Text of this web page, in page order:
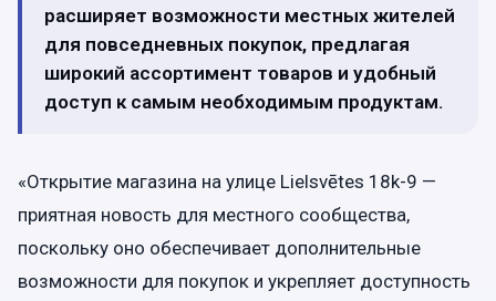
расширяет возможности местных жителей
для повседневных покупок, предлагая
широкий ассортимент товаров и удобный
доступ к самым необходимым продуктам.
«Открытие магазина на улице Lielsvētes 18k-9 —
приятная новость для местного сообщества,
поскольку оно обеспечивает дополнительные
возможности для покупок и укрепляет доступность